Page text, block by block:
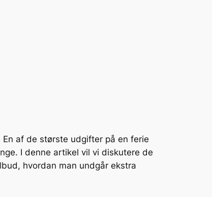
af de største udgifter på en ferie
I denne artikel vil vi diskutere de
hvordan man undgår ekstra